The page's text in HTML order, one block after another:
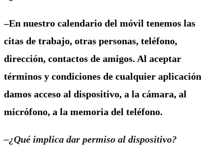
–En nuestro calendario del móvil tenemos las
citas de trabajo, otras personas, teléfono,
dirección, contactos de amigos. Al aceptar
términos y condiciones de cualquier aplicación
damos acceso al dispositivo, a la cámara, al
micrófono, a la memoria del teléfono.
–¿Qué implica dar permiso al dispositivo?